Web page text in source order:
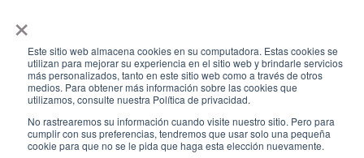
×
Este sitio web almacena cookies en su computadora. Estas cookies se
utilizan para mejorar su experiencia en el sitio web y brindarle servicios
más personalizados, tanto en este sitio web como a través de otros
medios. Para obtener más información sobre las cookies que
utilizamos, consulte nuestra Política de privacidad.
No rastrearemos su información cuando visite nuestro sitio. Pero para
cumplir con sus preferencias, tendremos que usar solo una pequeña
cookie para que no se le pida que haga esta elección nuevamente.
Todos los derechos reservados. Recomendamos usar una resolución de
pantalla de 1024 x 768. Para mayor compatibilidad, utilizar microsoft
Edge, Google Chrome o Mozilla Firefox